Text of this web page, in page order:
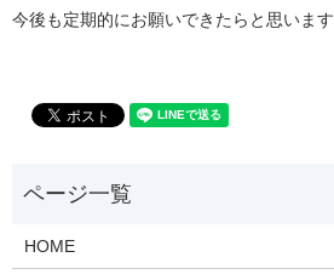
今後も定期的にお願いできたらと思います
HOME